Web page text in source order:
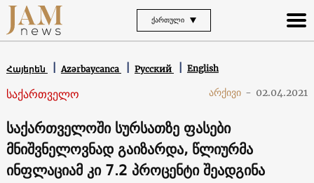
ᲥᲐᲠᲗᲣᲚᲘ
Հայերեն Azərbaycanca Русский English
საქართველო არქივი - 02.04.2021
საქართველოში სურსათზე ფასები
მნიშვნელოვნად გაიზარდა, წლიურმა
ინფლაციამ კი 7.2 პროცენტი შეადგინა